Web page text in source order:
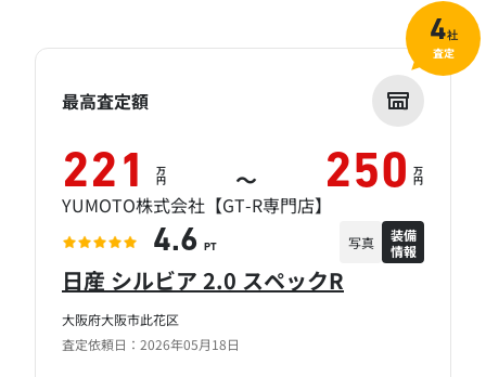
大阪府大阪市此花区
査定依頼日：2026年05月18日
日産 シルビア 2.0 スペックR
最高査定額
221 万
円 ～ 250 万
円
YUMOTO株式会社【GT-R専門店】
4.6 PT 写真
装備
情報
4社
査定